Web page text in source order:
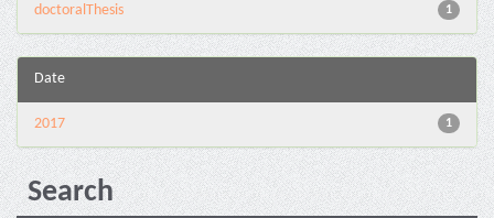
1
doctoralThesis
Date
1
2017
Search